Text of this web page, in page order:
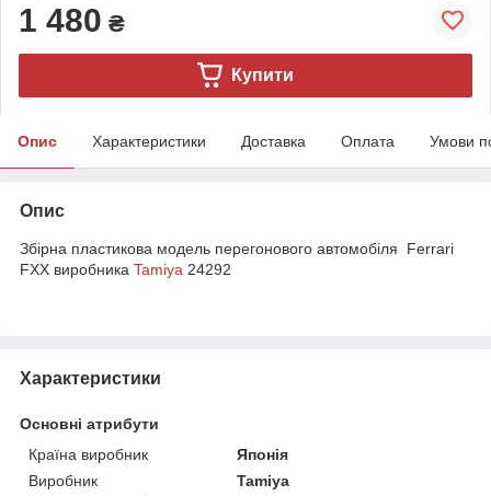
1 480 ₴
Купити
Опис Характеристики Доставка Оплата Умови
Опис
Збірна пластикова модель перегонового автомобіля Ferrari
FXX виробника Tamiya 24292
Характеристики
Основні атрибути
Країна виробник
Японія
Виробник
Tamiya